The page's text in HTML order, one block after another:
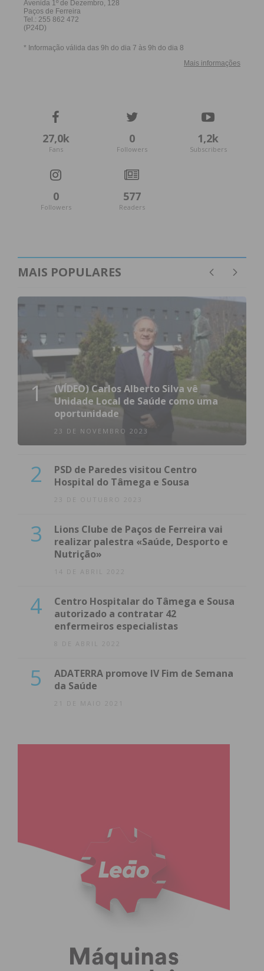
27,0k
Fans
0
Followers
1,2k
Subscribers
0
Followers
577
Readers
MAIS POPULARES
1
(VÍDEO) Carlos Alberto Silva vê
Unidade Local de Saúde como uma
oportunidade
23 DE NOVEMBRO 2023
2
PSD de Paredes visitou Centro
Hospital do Tâmega e Sousa
23 DE OUTUBRO 2023
3
Lions Clube de Paços de Ferreira vai
realizar palestra «Saúde, Desporto e
Nutrição»
14 DE ABRIL 2022
4
Centro Hospitalar do Tâmega e Sousa
autorizado a contratar 42
enfermeiros especialistas
8 DE ABRIL 2022
5
ADATERRA promove IV Fim de Semana
da Saúde
21 DE MAIO 2021